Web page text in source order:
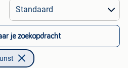
je zoekopdracht